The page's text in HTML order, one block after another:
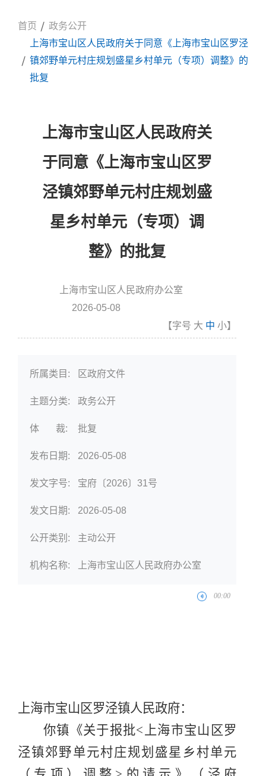
首页
政务公开
上海市宝山区人民政府关于同意《上海市宝山区罗泾
镇郊野单元村庄规划盛星乡村单元（专项）调整》的
批复
上海市宝山区人民政府关
于同意《上海市宝山区罗
泾镇郊野单元村庄规划盛
星乡村单元（专项）调
整》的批复
上海市宝山区人民政府办公室
2026-05-08
【字号 大 中 小】
所属类目: 区政府文件
主题分类: 政务公开
体 裁: 批复
发布日期: 2026-05-08
发文字号: 宝府〔2026〕31号
发文日期: 2026-05-08
公开类别: 主动公开
机构名称: 上海市宝山区人民政府办公室
上海市宝山区罗泾镇人民政府：
你镇《关于报批< 上海市宝山区罗
泾镇郊野单元村庄规划盛星乡村单元